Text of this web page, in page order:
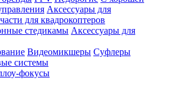
Аксессуары для
для квадрокоптеров
стедикамы Аксессуары для
Видеомикшеры Суфлеры
системы
фокусы